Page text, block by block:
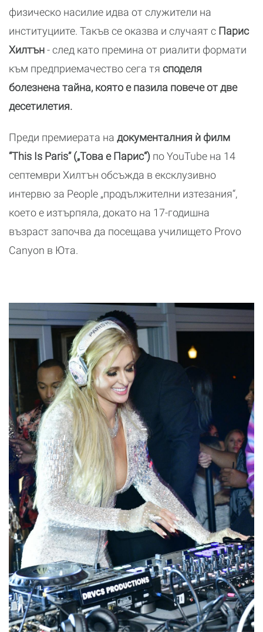
физическо насилие идва от служители на
институциите. Такъв се оказва и случаят с Парис
Хилтън- след като премина от риалити формати
към предприемачество сега тя споделя
болезнена тайна, която е пазила повече от две
десетилетия.
Преди премиерата на документалния ѝ филм
“This Is Paris” („Това е Парис“) по YouTube на 14
септември Хилтън обсъжда в ексклузивно
интервю за People „продължителни изтезания“,
което е изтърпяла, докато на 17-годишна
възраст започва да посещава училището Provo
Canyon в Юта.